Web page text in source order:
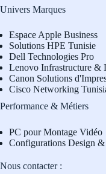
Univers Marques
Espace Apple Business
Solutions HPE Tunisie
Dell Technologies Pro
Lenovo Infrastructure &
Canon Solutions
Cisco Networking
Performance & Métiers
PC pour Montage Vidéo
Configurations Design
Nous contacter :